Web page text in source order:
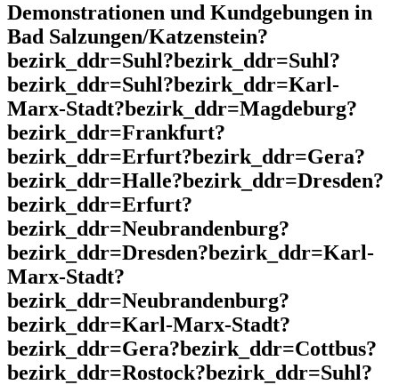
Demonstrationen und Kundgebungen in
Bad Salzungen/Katzenstein?
bezirk_ddr=Suhl?bezirk_ddr=Suhl?
bezirk_ddr=Suhl?bezirk_ddr=Karl-
Marx-Stadt?bezirk_ddr=Magdeburg?
bezirk_ddr=Frankfurt?
bezirk_ddr=Erfurt?bezirk_ddr=Gera?
bezirk_ddr=Halle?bezirk_ddr=Dresden?
bezirk_ddr=Erfurt?
bezirk_ddr=Neubrandenburg?
bezirk_ddr=Dresden?bezirk_ddr=Karl-
Marx-Stadt?
bezirk_ddr=Neubrandenburg?
bezirk_ddr=Karl-Marx-Stadt?
bezirk_ddr=Gera?bezirk_ddr=Cottbus?
bezirk_ddr=Rostock?bezirk_ddr=Suhl?